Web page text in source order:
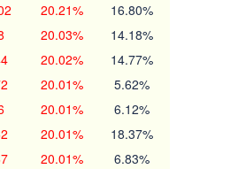
20.21% 16.80%
20.03% 14.18%
20.02% 14.77%
20.01% 5.62%
20.01% 6.12%
20.01% 18.37%
20.01% 6.83%